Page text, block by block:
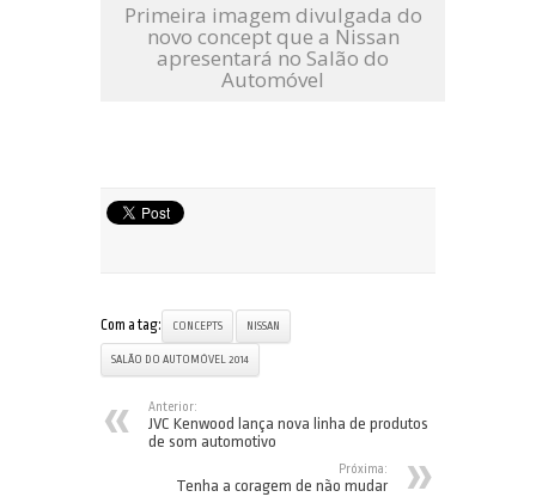
Primeira imagem divulgada do
novo concept que a Nissan
apresentará no Salão do
Automóvel
Com a tag: CONCEPTS NISSAN
SALÃO DO AUTOMÓVEL 2014
Anterior:
JVC Kenwood lança nova linha de produtos
de som automotivo
Próxima:
Tenha a coragem de não mudar